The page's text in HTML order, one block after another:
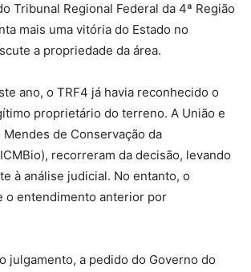
Tribunal Regional Federal da 4ª Região
mais uma vitória do Estado no
a propriedade da área.
ano, o TRF4 já havia reconhecido o
proprietário do terreno. A União e
de Conservação da
recorreram da decisão, levando
à análise judicial. No entanto, o
o entendimento anterior por
julgamento, a pedido do Governo do